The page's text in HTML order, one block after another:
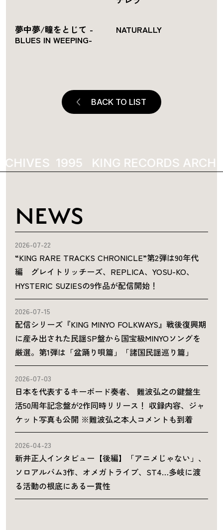
夢中夢/瞳をとじて -
BLUES IN WEEPING-
NATURALLY
BACK TO LIST
1995 KING RECORDS
NEWS
2026-07-22
“KING RARE TRACKS CHRONICLE”第2弾は90年代
編 グレイトリッチーズ、REPLICA、YOSU-KO、
HYSTERIC SUZIESの9作品が配信開始！
2026-07-15
配信シリーズ『KING MINYO FOLKWAYS』戦後復興期
に産み出された民謡SP盤から国宝級MINYOソングを
厳選。第1弾は「盆踊り唄篇」「諸国民謡巡り篇」
2026-07-03
日本を代表するキーボード奏者、 難波弘之の鍵盤生
活50周年記念盤が2作同時リリース！ 収録内容、ジャ
ケット写真も公開 ※難波弘之本人コメントも到着
2026-04-23
新井正人インタビュー【後編】「アニメじゃない」、
ソロアルバム3作、オメガトライブ、ST4…多岐に渡
る活動の根底にある一貫性